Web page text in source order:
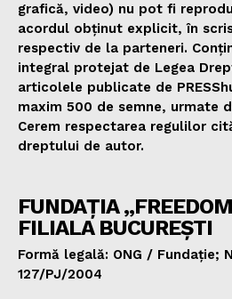
grafică, video) nu pot fi
acordul obținut explicit, în
respectiv de la parteneri.
integral protejat de Legea
articolele publicate de
maxim 500 de semne, urmate
Cerem respectarea regulilor
dreptului de autor.
FUNDAȚIA
FILIALA BUCUREȘTI
Formă legală: ONG / Fundație;
127/PJ/2004